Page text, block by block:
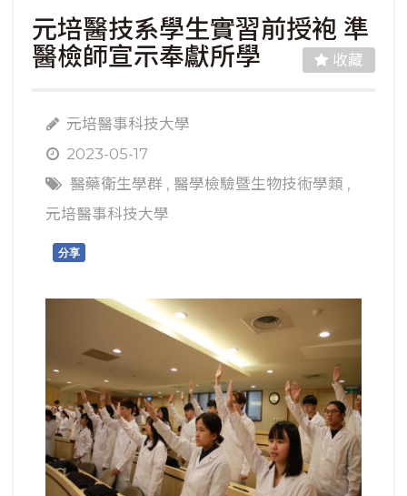
元培醫技系學生實習前授袍 準
醫檢師宣示奉獻所學
收藏
元培醫事科技大學
2023-05-17
醫藥衛生學群 , 醫學檢驗暨生物技術學類 ,
元培醫事科技大學
分享